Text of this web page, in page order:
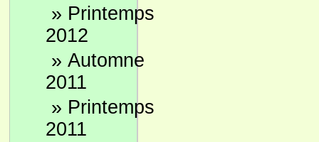
» Printemps
2012
» Automne
2011
» Printemps
2011